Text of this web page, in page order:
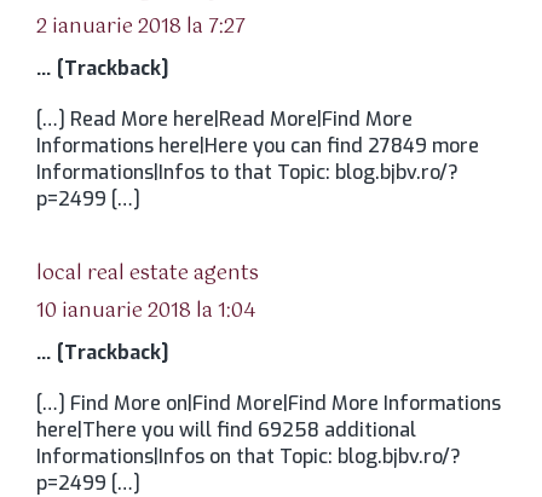
2 ianuarie 2018 la 7:27
… [Trackback]
[…] Read More here|Read More|Find More
Informations here|Here you can find 27849 more
Informations|Infos to that Topic: blog.bjbv.ro/?
p=2499 […]
local real estate agents
10 ianuarie 2018 la 1:04
… [Trackback]
[…] Find More on|Find More|Find More Informations
here|There you will find 69258 additional
Informations|Infos on that Topic: blog.bjbv.ro/?
p=2499 […]